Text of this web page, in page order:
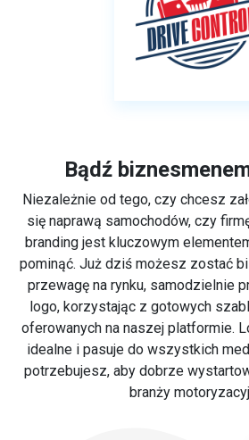
Bądź
Niezależnie od tego, czy chcesz
się naprawą samochodów, czy
branding jest kluczowym
pominąć. Już dziś możesz zostać
przewagę na rynku, samodzielnie
logo, korzystając z gotowych
oferowanych na naszej platformie.
idealne i pasuje do wszystkich
potrzebujesz, aby dobrze
branży